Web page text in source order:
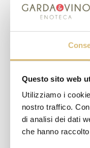
Questo sito web
Utilizziamo i
nostro traffico.
di analisi dei dati
che hanno